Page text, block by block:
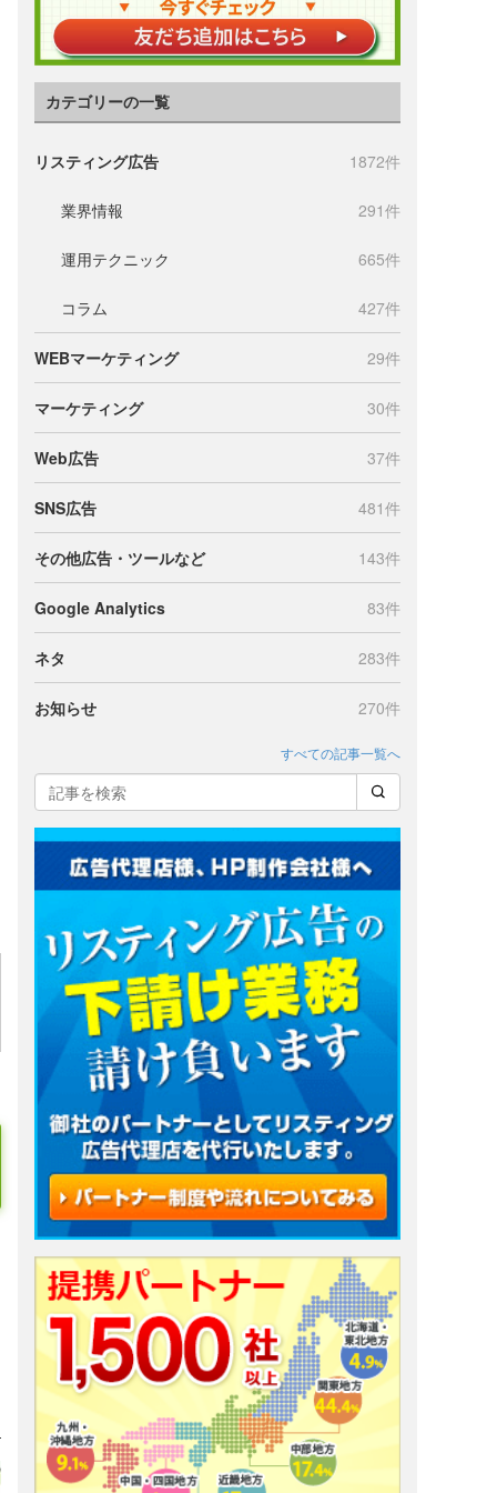
カテゴリーの一覧
リスティング広告 1872件
業界情報 291件
運用テクニック 665件
コラム 427件
WEBマーケティング 29件
マーケティング 30件
Web広告 37件
SNS広告 481件
その他広告・ツールなど 143件
Google Analytics 83件
ネタ 283件
お知らせ 270件
すべての記事一覧へ